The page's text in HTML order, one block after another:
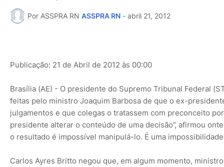
Por ASSPRA RN ASSPRA RN - abril 21, 2012
Publicação: 21 de Abril de 2012 às 00:00
Brasília (AE) - O presidente do Supremo Tribunal Federal
feitas pelo ministro Joaquim Barbosa de que o ex-
julgamentos e que colegas o tratassem com preconceito
presidente alterar o conteúdo de uma decisão”, afirmou
o resultado é impossível manipulá-lo. É uma
Carlos Ayres Britto negou que, em algum momento,